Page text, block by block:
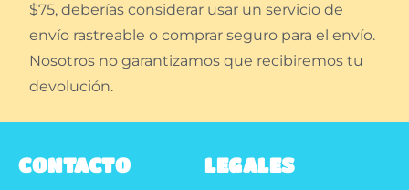
$75, deberías considerar usar un servicio de
envío rastreable o comprar seguro para el envío.
Nosotros no garantizamos que recibiremos tu
devolución.
CONTACTO LEGALES